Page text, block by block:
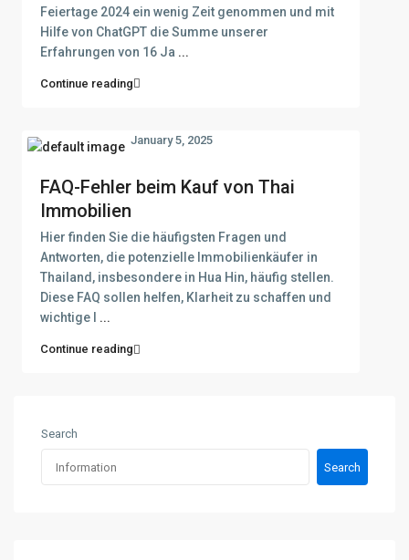
Feiertage 2024 ein wenig Zeit genommen und mit
Hilfe von ChatGPT die Summe unserer
Erfahrungen von 16 Ja ...
Continue reading
FAQ-Fehler beim Kauf von Thai
Immobilien
January 5, 2025
Hier finden Sie die häufigsten Fragen und
Antworten, die potenzielle Immobilienkäufer in
Thailand, insbesondere in Hua Hin, häufig stellen.
Diese FAQ sollen helfen, Klarheit zu schaffen und
wichtige I ...
Continue reading
Search
Search